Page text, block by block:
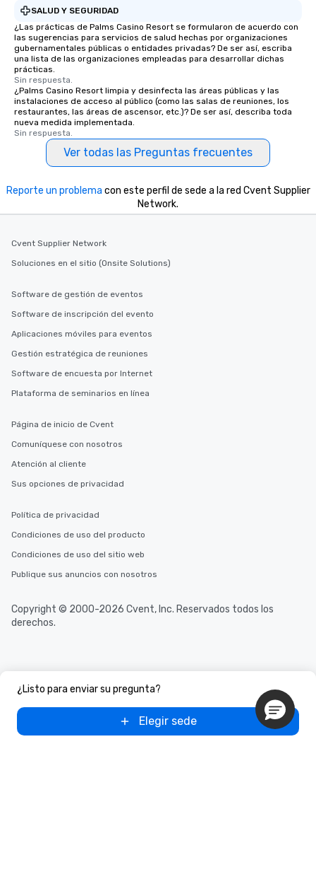
SALUD Y SEGURIDAD
¿Las prácticas de Palms Casino Resort se formularon de acuerdo con
las sugerencias para servicios de salud hechas por organizaciones
gubernamentales públicas o entidades privadas? De ser así, escriba
una lista de las organizaciones empleadas para desarrollar dichas
prácticas.
Sin respuesta.
¿Palms Casino Resort limpia y desinfecta las áreas públicas y las
instalaciones de acceso al público (como las salas de reuniones, los
restaurantes, las áreas de ascensor, etc.)? De ser así, describa toda
nueva medida implementada.
Sin respuesta.
Ver todas las Preguntas frecuentes
¿Listo para enviar su pregunta?
Elegir sede
Reporte un problema con este perfil de sede a la red Cvent Supplier
Network.
Cvent Supplier Network
Soluciones en el sitio (Onsite Solutions)
Software de gestión de eventos
Software de inscripción del evento
Aplicaciones móviles para eventos
Gestión estratégica de reuniones
Software de encuesta por Internet
Plataforma de seminarios en línea
Página de inicio de Cvent
Comuníquese con nosotros
Atención al cliente
Sus opciones de privacidad
Política de privacidad
Condiciones de uso del producto
Condiciones de uso del sitio web
Publique sus anuncios con nosotros
Copyright © 2000-2026 Cvent, Inc. Reservados todos los
derechos.